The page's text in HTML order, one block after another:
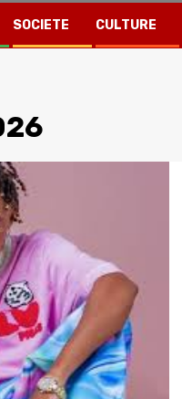
SOCIETE CULTURE